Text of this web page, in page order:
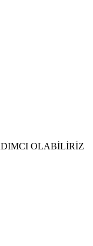
OLABİLİRİZ